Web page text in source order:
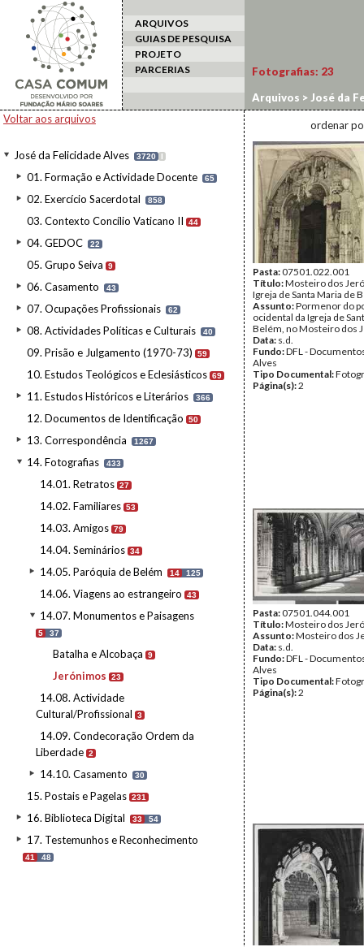
ARQUIVOS
GUIAS DE PESQUISA
PROJETO
PARCERIAS
Voltar aos arquivos
José da Felicidade Alves 3720 I
01. Formação e Actividade Docente 65
02. Exercício Sacerdotal 858
03. Contexto Concílio Vaticano II 44
04. GEDOC 22
05. Grupo Seiva 9
06. Casamento 43
07. Ocupações Profissionais 62
08. Actividades Políticas e Culturais 40
09. Prisão e Julgamento (1970-73) 59
10. Estudos Teológicos e Eclesiásticos 69
11. Estudos Históricos e Literários 366
12. Documentos de Identificação 50
13. Correspondência 1267
14. Fotografias 433
14.01. Retratos 27
14.02. Familiares 53
14.03. Amigos 79
14.04. Seminários 34
14.05. Paróquia de Belém 14 125
14.06. Viagens ao estrangeiro 43
14.07. Monumentos e Paisagens
5 37
Batalha e Alcobaça 9
Jerónimos 23
14.08. Actividade
Cultural/Profissional
3
14.09. Condecoração Ordem da
Liberdade 2
14.10. Casamento 30
15. Postais e Pagelas 231
16. Biblioteca Digital 33 54
17. Testemunhos e Reconhecimento
41 48
Fotografias: 23
Arquivos > José da
ordenar
Pasta:07501.022.001
Título:Mosteiro dos
Igreja de Santa Maria de
Assunto:Pormenor do
ocidental da Igreja de
Belém, no Mosteiro dos
Data: s.d.
Fundo:DFL -
Alves
Tipo Documental:
Página(s):2
Pasta:07501.044.001
Título:Mosteiro dos
Assunto:Mosteiro dos
Data: s.d.
Fundo:DFL -
Alves
Tipo Documental:
Página(s):2